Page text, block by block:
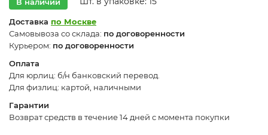
Доставка по Москве
Самовывоза со склада: по договоренности
Курьером: по договоренности
Оплата
Для юрлиц: б/н банковский перевод.
Для физлиц: картой, наличными
Гарантии
Возврат средств в течение 14 дней с момента покупки